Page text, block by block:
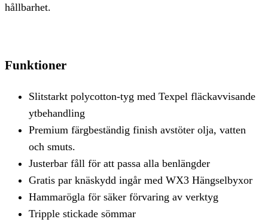
hållbarhet.
Funktioner
Slitstarkt polycotton-tyg med Texpel fläckavvisande
ytbehandling
Premium färgbeständig finish avstöter olja, vatten
och smuts.
Justerbar fåll för att passa alla benlängder
Gratis par knäskydd ingår med WX3 Hängselbyxor
Hammarögla för säker förvaring av verktyg
Tripple stickade sömmar